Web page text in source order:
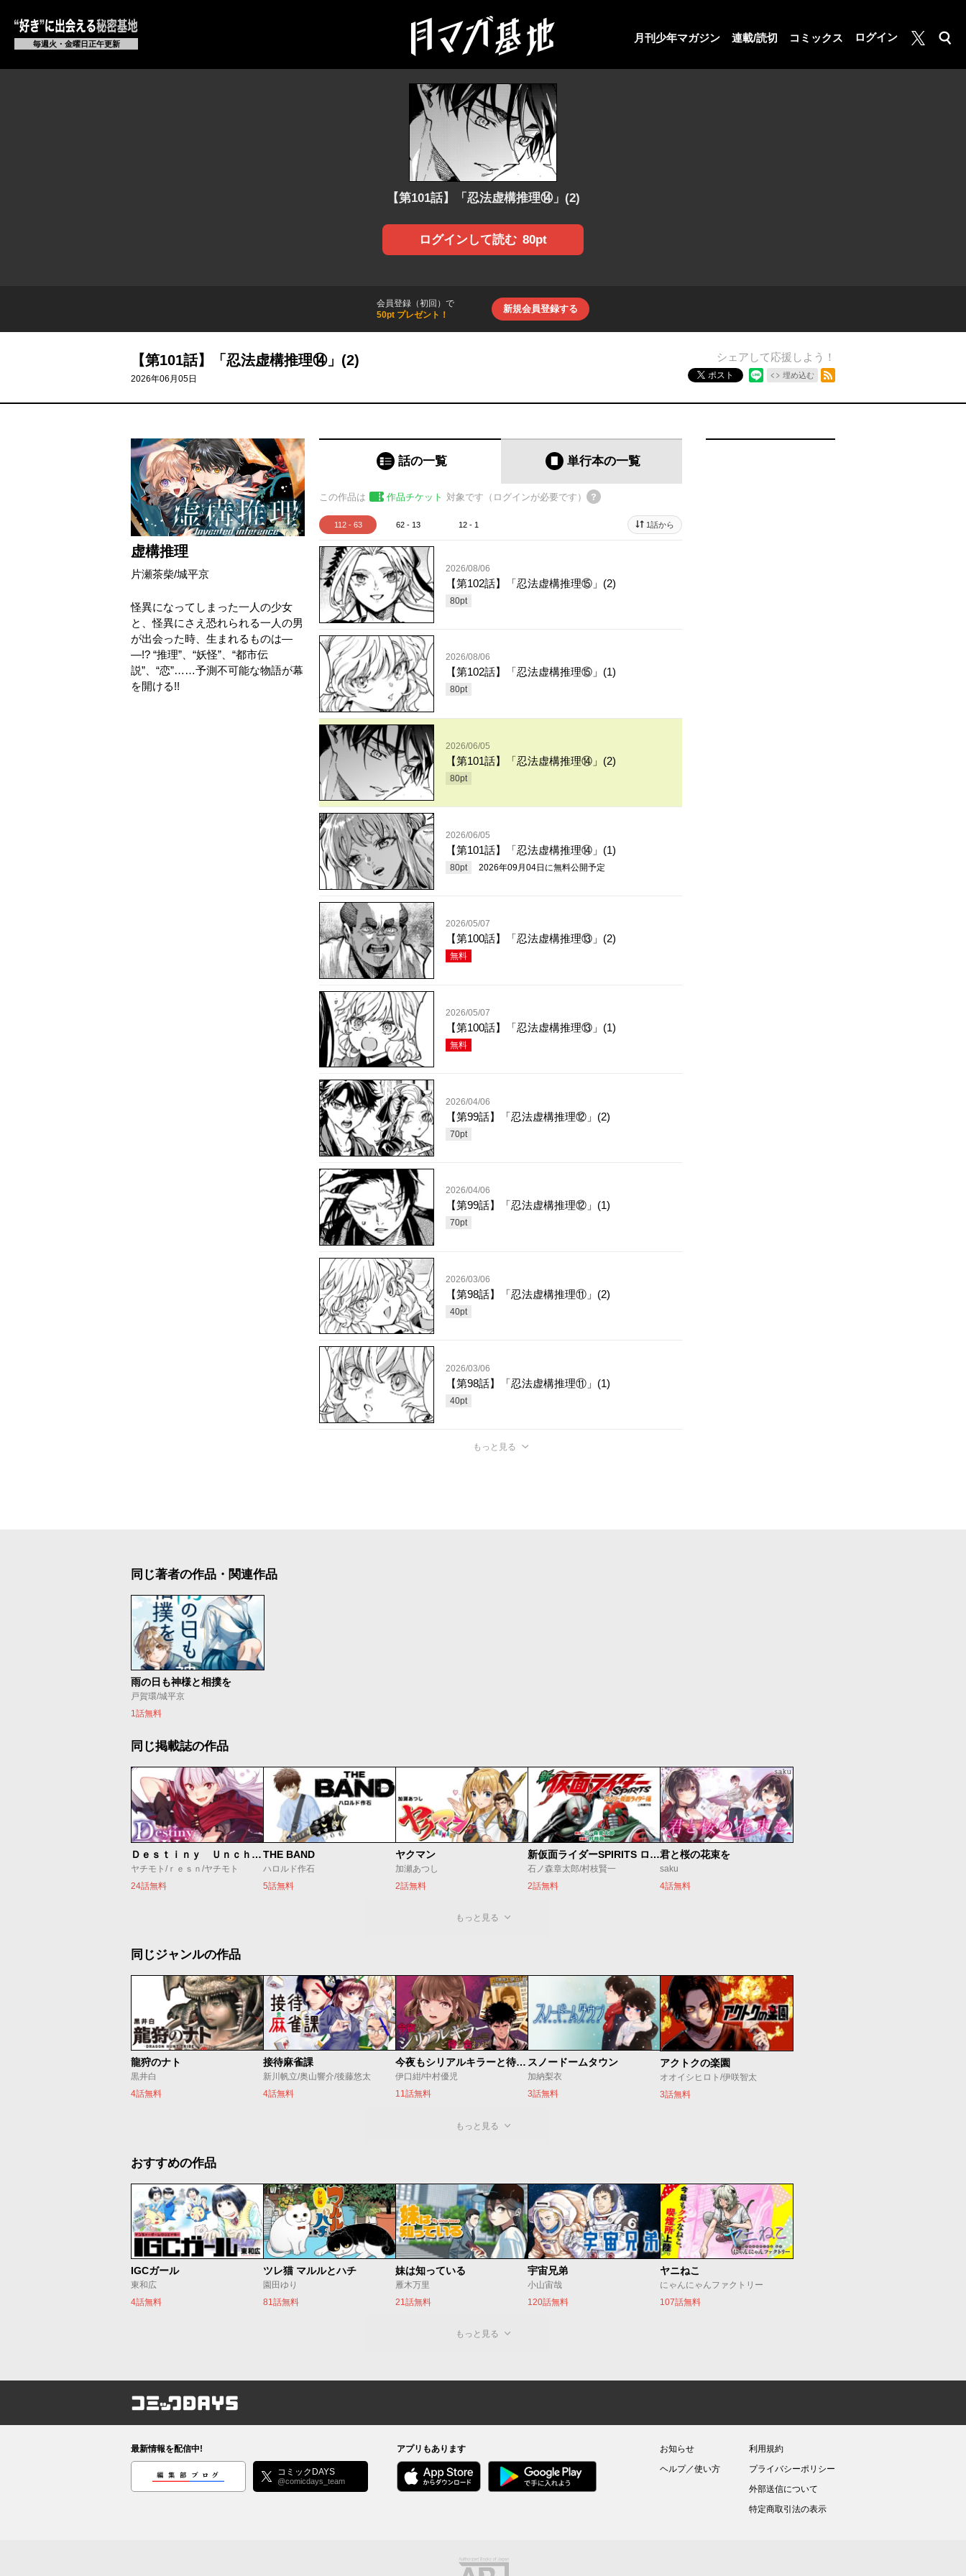
毎週火・金曜日正午更新
月刊少年マガジン 連載/読切 コミックス ログイン
月マガ基地
検索
【第101話】「忍法虚構推理⑭」(2)
ログインして読む 80pt
会員登録（初回）で
50pt プレゼント！
新規会員登録する
【第101話】「忍法虚構推理⑭」(2)
2026年06月05日
シェアして応援しよう！
ポスト 埋め込む
虚構推理
片瀬茶柴/城平京
怪異になってしまった一人の少女
と、怪異にさえ恐れられる一人の男
が出会った時、生まれるものは―
―!? “推理”、“妖怪”、“都市伝
説”、“恋”……予測不可能な物語が幕
を開ける!!
話の一覧 単行本の一覧
この作品は 作品チケット 対象です（ログインが必要です）
112 - 63 62 - 13 12 - 1 1話から
2026/08/06
【第102話】「忍法虚構推理⑮」(2)
80pt
2026/08/06
【第102話】「忍法虚構推理⑮」(1)
80pt
2026/06/05
【第101話】「忍法虚構推理⑭」(2)
80pt
2026/06/05
【第101話】「忍法虚構推理⑭」(1)
80pt 2026年09月04日 に無料公開予定
2026/05/07
【第100話】「忍法虚構推理⑬」(2)
無料
2026/05/07
【第100話】「忍法虚構推理⑬」(1)
無料
2026/04/06
【第99話】「忍法虚構推理⑫」(2)
70pt
2026/04/06
【第99話】「忍法虚構推理⑫」(1)
70pt
2026/03/06
【第98話】「忍法虚構推理⑪」(2)
40pt
2026/03/06
【第98話】「忍法虚構推理⑪」(1)
40pt
もっと見る
同じ著者の作品・関連作品
雨の日も神様と相撲を
戸賀環/城平京
1話無料
同じ掲載誌の作品
Ｄｅｓｔｉｎｙ Ｕｎｃｈａｉｎ Ｏｎｌｉｎｅ 吸血鬼少女となって、やがて『赤の魔王』と呼ばれるようになりました
ヤチモト/ｒｅｓｎ/ヤチモト
24話無料
THE BAND
ハロルド作石
5話無料
ヤクマン
加瀬あつし
2話無料
新仮面ライダーSPIRITS ロンリー仮面ライダー編
石ノ森章太郎/村枝賢一
2話無料
君と桜の花束を
saku
4話無料
もっと見る
同じジャンルの作品
龍狩のナト
黒井白
4話無料
接待麻雀課
新川帆立/奥山響介/後藤悠太
4話無料
今夜もシリアルキラーと待ち合わせ
伊口紺/中村優児
11話無料
スノードームタウン
加納梨衣
3話無料
アクトクの楽園
オオイシヒロト/伊咲智太
3話無料
もっと見る
おすすめの作品
IGCガール
東和広
4話無料
ツレ猫 マルルとハチ
園田ゆり
81話無料
妹は知っている
雁木万里
21話無料
宇宙兄弟
小山宙哉
120話無料
ヤニねこ
にゃんにゃんファクトリー
107話無料
もっと見る
コミックDAYS
最新情報を配信中!
編集部ブログ コミックDAYS
@comicdays_team
アプリもあります
お知らせ
ヘルプ／使い方
利用規約
プライバシーポリシー
外部送信について
特定商取引法の表示